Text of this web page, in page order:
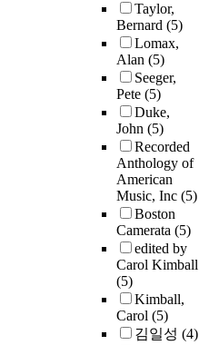
Taylor,
Bernard (5)
Lomax,
Alan (5)
Seeger,
Pete (5)
Duke,
John (5)
Recorded
Anthology of
American
Music, Inc (5)
Boston
Camerata (5)
edited by
Carol Kimball
(5)
Kimball,
Carol (5)
김일성 (4)